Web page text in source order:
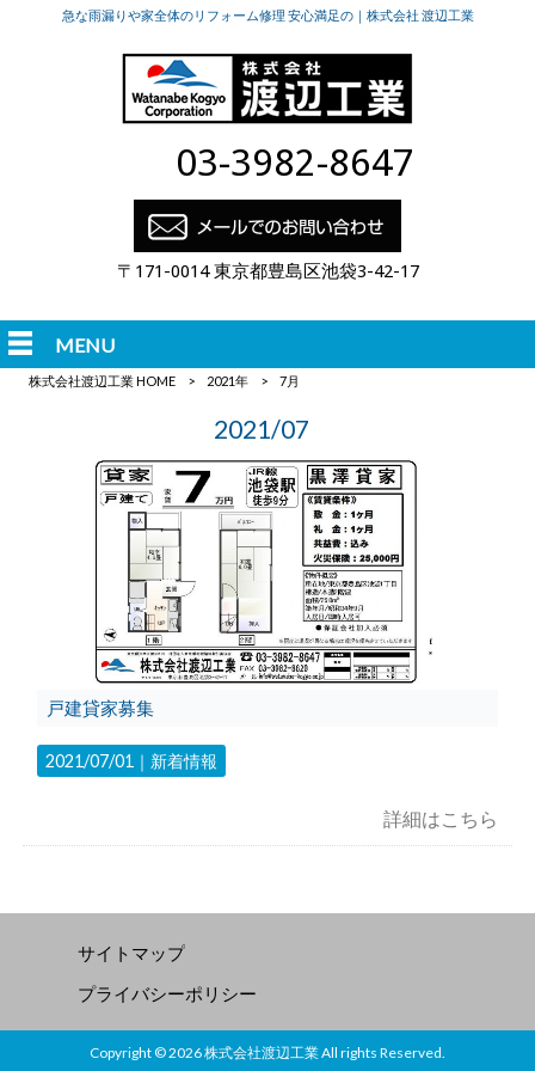
急な雨漏りや家全体のリフォーム修理 安心満足の｜株式会社 渡辺工業
03-3982-8647
〒171-0014 東京都豊島区池袋3-42-17
MENU
株式会社渡辺工業 HOME > 2021年 > 7月
2021/07
戸建貸家募集
2021/07/01｜ 新着情報
詳細はこちら
サイトマップ
プライバシーポリシー
Copyright © 2026 株式会社渡辺工業 All rights Reserved.